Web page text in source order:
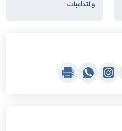
والتداعيات